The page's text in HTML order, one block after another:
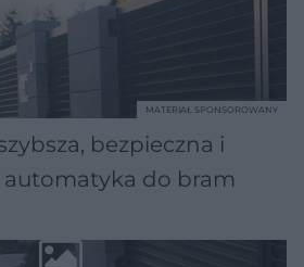
bezpieczna i
do bram
MATERIAŁ SPONSOROWANY